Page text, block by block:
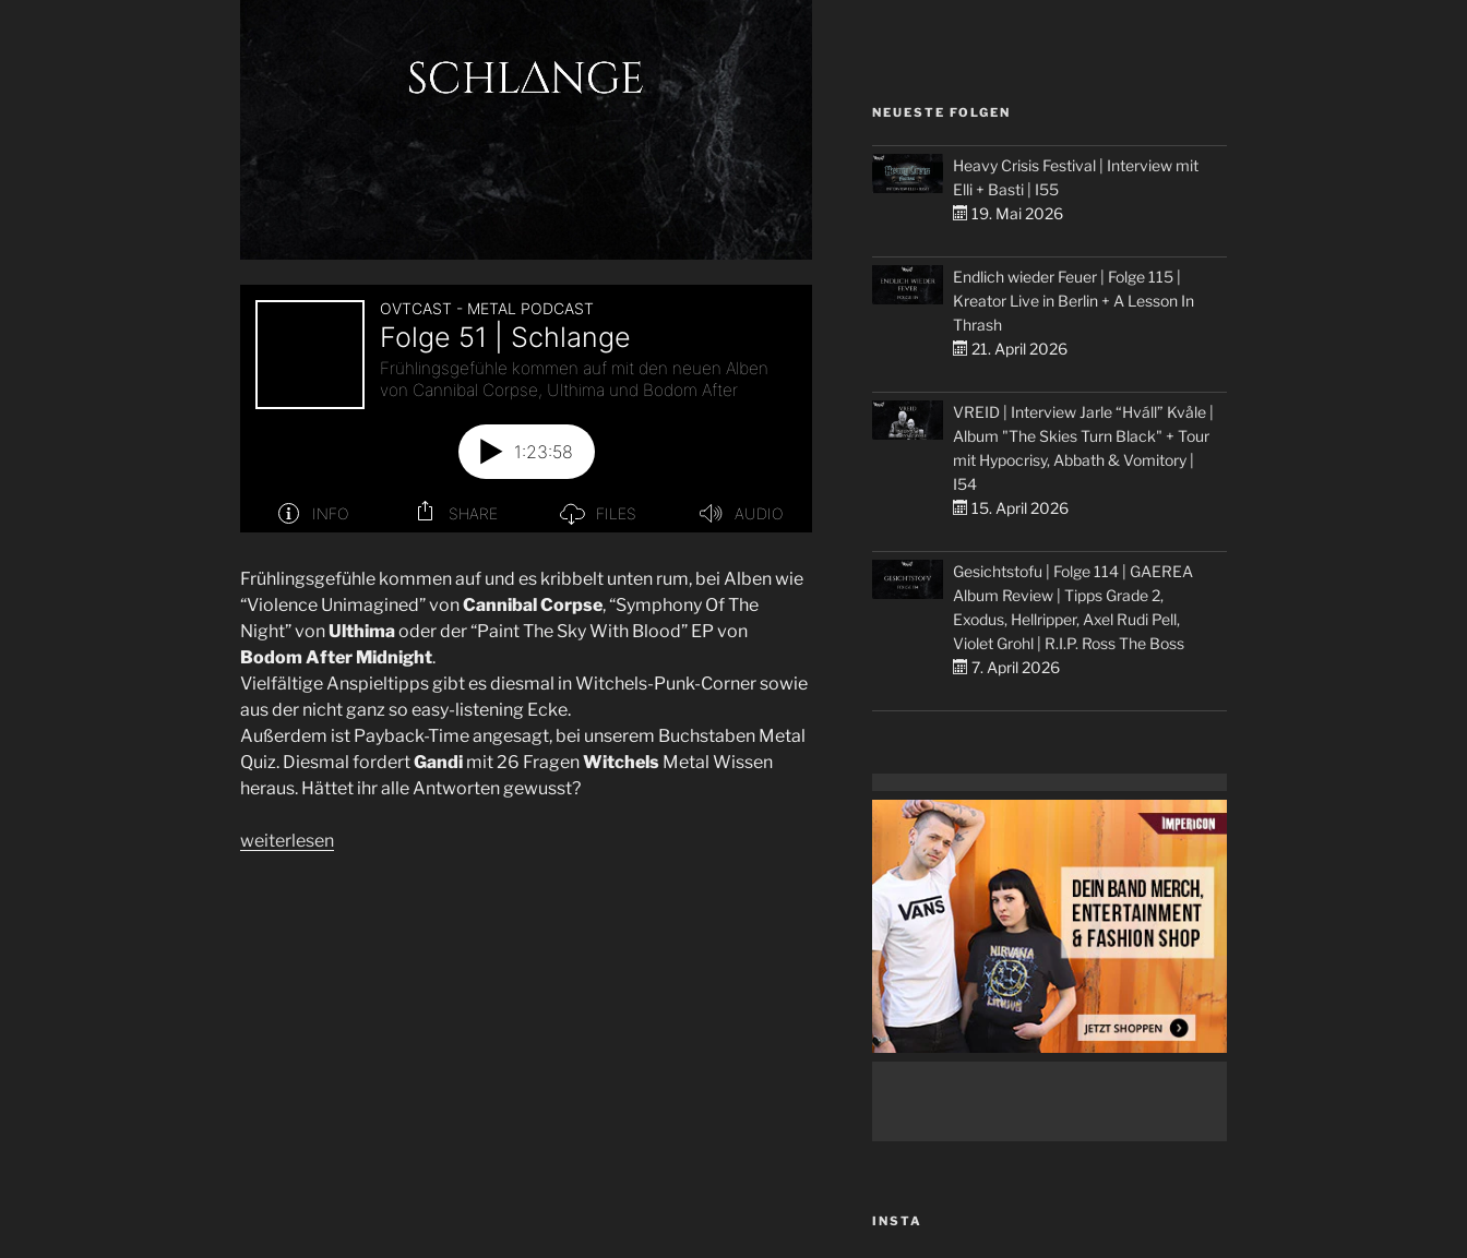
Frühlingsgefühle kommen auf und es kribbelt unten rum, bei Alben wie
“Violence Unimagined” vonCannibal Corpse, “Symphony Of The
Night” vonUlthimaoder der “Paint The Sky With Blood” EP von
Bodom After Midnight.
Vielfältige Anspieltipps gibt es diesmal in Witchels-Punk-Corner sowie
aus der nicht ganz so easy-listening Ecke.
Außerdem ist Payback-Time angesagt, bei unserem Buchstaben Metal
Quiz. Diesmal fordertGandi mit 26 FragenWitchels Metal Wissen
heraus. Hättet ihr alle Antworten gewusst?
„Folge
weiterlesen
NEUESTE FOLGEN
Heavy Crisis Festival | Interview mit
Elli + Basti | I55
19. Mai 2026
Endlich wieder Feuer | Folge 115 |
Kreator Live in Berlin + A Lesson In
Thrash
21. April 2026
VREID | Interview Jarle “Hváll” Kvåle |
Album "The Skies Turn Black" + Tour
mit Hypocrisy, Abbath & Vomitory |
I54
15. April 2026
Gesichtstofu | Folge 114 | GAEREA
Album Review | Tipps Grade 2,
Exodus, Hellripper, Axel Rudi Pell,
Violet Grohl | R.I.P. Ross The Boss
7. April 2026
INSTA